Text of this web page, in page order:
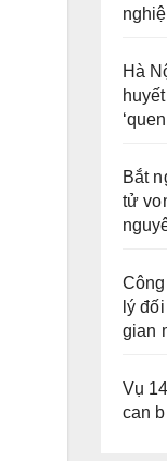
Hà
Bắt
tử
lý
gian
Vụ
can